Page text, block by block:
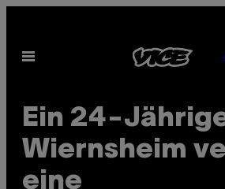
content
Open
Ein 24-
Wiernsheim
eine